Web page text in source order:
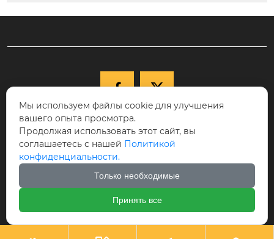
 
 +86-15040177271

КНР, провинция Ляонин, г. Шэньян,
Новый район Шэньбэй, ул. Цююэху, д.
68-17, индекс 110122.
 cici@ikspvd.com
Мы используем файлы cookie для улучшения
вашего опыта просмотра.
Продолжая использовать этот сайт, вы
соглашаетесь с нашей Политикой
конфиденциальности.
Только необходимые
Принять все